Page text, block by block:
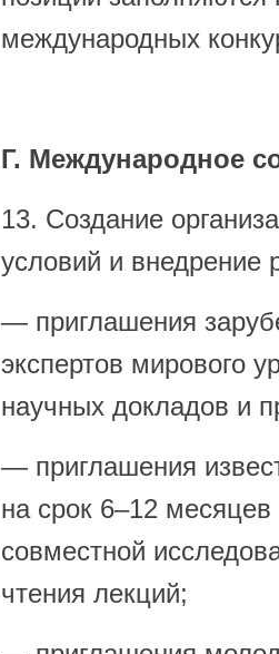
международных
Г. Международное
13. Создание
условий и внедрение
— приглашения
экспертов мирового
научных докладов и
— приглашения
на срок 6–12
совместной
чтения лекций;